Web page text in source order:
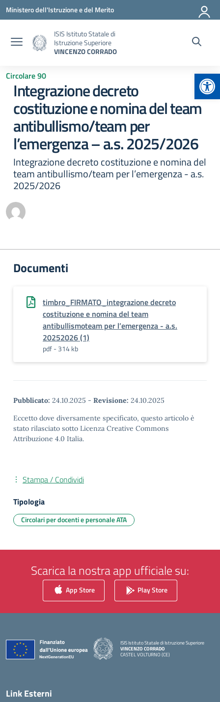
Vai ai contenuti
Vai al menu di navigazione
Vai al footer
Ministero dell'Istruzione e del Merito
ISIS Istituto Statale di
Istruzione Superiore
VINCENZO CORRADO
Circolare 90
Integrazione decreto
costituzione e nomina del team
antibullismo/team per
l’emergenza – a.s. 2025/2026
Integrazione decreto costituzione e nomina del
team antibullismo/team per l’emergenza - a.s.
2025/2026
Documenti
timbro_FIRMATO_integrazione decreto
costituzione e nomina del team
antibullismoteam per l’emergenza - a.s.
20252026 (1)
pdf - 314 kb
Pubblicato: 24.10.2025 - Revisione: 24.10.2025
Eccetto dove diversamente specificato, questo articolo è
stato rilasciato sotto Licenza Creative Commons
Attribuzione 4.0 Italia.
Stampa / Condividi
Tipologia
Circolari per docenti e personale ATA
Scarica la nostra app ufficiale su:
App Store Play Store
ISIS Istituto Statale di Istruzione Superiore
VINCENZO CORRADO
CASTEL VOLTURNO (CE)
Link Esterni